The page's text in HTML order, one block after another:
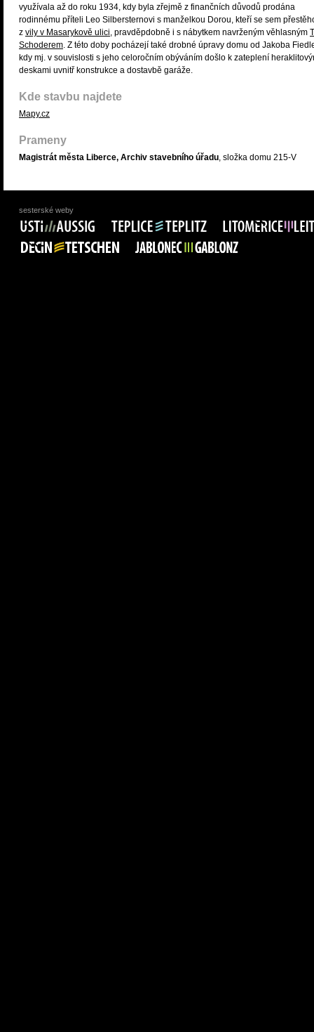
využívala až do roku 1934, kdy byla zřejmě z finančních důvodů prodána
rodinnému příteli Leo Silbersternovi s manželkou Dorou, kteří se sem
z vily v Masarykově ulici, pravděpdobně i s nábytkem navrženým věhlasným
Schoderem. Z této doby pocházejí také drobné úpravy domu od Jakoba
kdy mj. v souvislosti s jeho celoročním obýváním došlo k zateplení
deskami uvnitř konstrukce a dostavbě garáže.
Kde stavbu najdete
Mapy.cz
Prameny
Magistrát města Liberce, Archiv stavebního úřadu, složka domu 215-V
sesterské weby